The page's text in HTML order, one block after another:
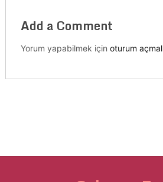
Add a Comment
Yorum yapabilmek için oturum